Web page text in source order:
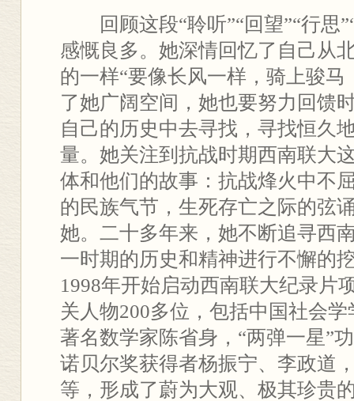
回顾这段“聆听”“回望”“行思
感慨良多。她深情回忆了自己从
的一样“要像长风一样，骑上骏马
了她广阔空间，她也要努力回馈
自己的历史中去寻找，寻找恒久
量。她关注到抗战时期西南联大
体和他们的故事：抗战烽火中不
的民族气节，生死存亡之际的
她。二十多年来，她不断追寻西
一时期的历史和精神进行不懈的
1998年开始启动西南联大纪录片
关人物200多位，包括中国社会
著名数学家陈省身，“两弹一星”
诺贝尔奖获得者杨振宁、李政道
等，形成了蔚为大观、极其珍贵